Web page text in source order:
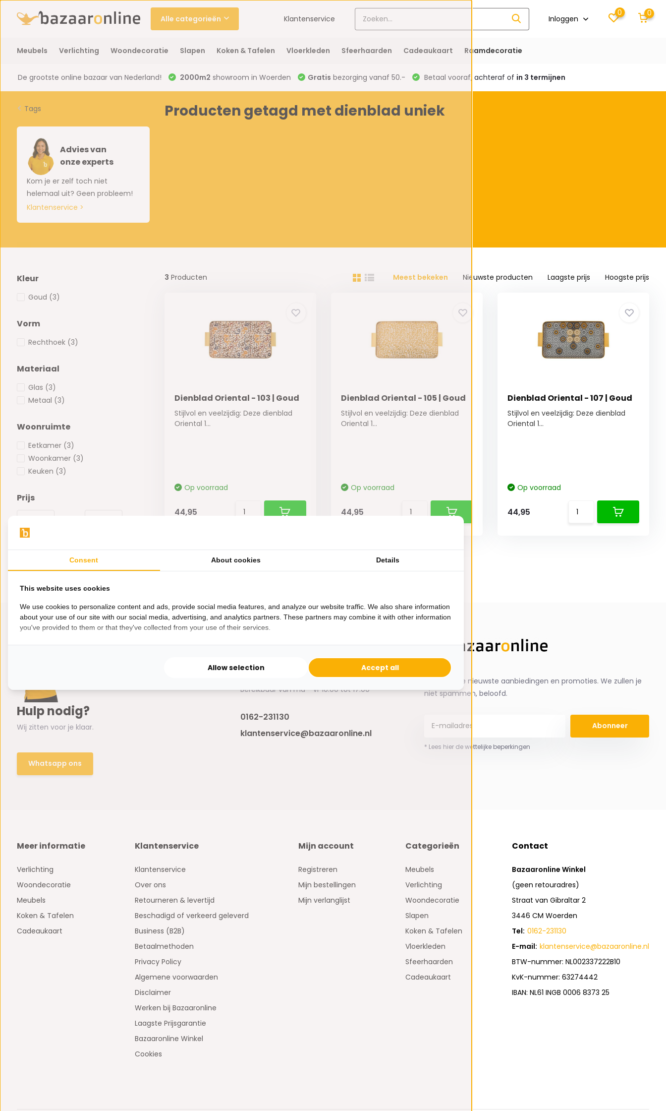
Alle categorieën Klantenservice Inloggen
0 0
Meubels Verlichting Woondecoratie Slapen Koken & Tafelen Vloerkleden Sfeerhaarden Cadeaukaart Raamdecoratie
De grootste online bazaar van Nederland! 2000m2 showroom in Woerden Gratis bezorging vanaf 50.- Betaal vooraf, achteraf of in 3 termijnen
Tags
Advies van
onze experts
Kom je er zelf toch niet
helemaal uit? Geen probleem!
Klantenservice >
Producten getagd met dienblad uniek
Kleur
Goud (3)
Vorm
Rechthoek (3)
Materiaal
Glas (3)
Metaal (3)
Woonruimte
Eetkamer (3)
Woonkamer (3)
Keuken (3)
Prijs
3 Producten Meest bekeken Nieuwste producten Laagste prijs Hoogste prijs
Dienblad Oriental - 103 | Goud
Stijlvol en veelzijdig: Deze dienblad
Oriental 1...
Op voorraad
44,95
Dienblad Oriental - 105 | Goud
Stijlvol en veelzijdig: Deze dienblad
Oriental 1...
Op voorraad
44,95
Dienblad Oriental - 107 | Goud
Stijlvol en veelzijdig: Deze dienblad
Oriental 1...
Op voorraad
44,95
Hulp nodig?
Wij zitten voor je klaar.
Whatsapp ons
Heb je een vraag?
Binnen 24 uur antwoord op je vraag!
Bereikbaar van ma - vr 10:00 tot 17:00
0162-231130
klantenservice@bazaaronline.nl
Ontvang de nieuwste aanbiedingen en promoties. We zullen je
niet spammen, beloofd.
Abonneer
* Lees hier de wettelijke beperkingen
Meer informatie
Verlichting
Woondecoratie
Meubels
Koken & Tafelen
Cadeaukaart
Klantenservice
Klantenservice
Over ons
Retourneren & levertijd
Beschadigd of verkeerd geleverd
Business (B2B)
Betaalmethoden
Privacy Policy
Algemene voorwaarden
Disclaimer
Werken bij Bazaaronline
Laagste Prijsgarantie
Bazaaronline Winkel
Cookies
Mijn account
Registreren
Mijn bestellingen
Mijn verlanglijst
Categorieën
Meubels
Verlichting
Woondecoratie
Slapen
Koken & Tafelen
Vloerkleden
Sfeerhaarden
Cadeaukaart
Contact
Bazaaronline Winkel
(geen retouradres)
Straat van Gibraltar 2
3446 CM Woerden
Tel: 0162-231130
E-mail: klantenservice@bazaaronline.nl
BTW-nummer: NL002337222B10
KvK-nummer: 63274442
IBAN: NL61 INGB 0006 8373 25
Consent About cookies Details
This website uses cookies
We use cookies to personalize content and ads, provide social media features, and analyze our website traffic. We also share information
about your use of our site with our social media, advertising, and analytics partners. These partners may combine it with other information
you've provided to them or that they've collected from your use of their services.
Allow selection Accept all